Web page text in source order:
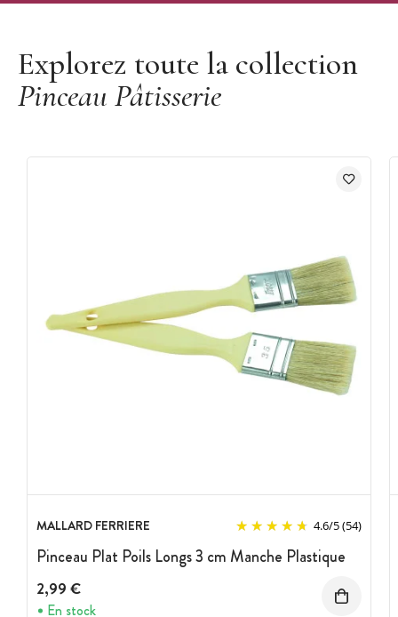
Explorez toute la collection
Pinceau Pâtisserie
MALLARD FERRIERE 4.6/5(54)
Pinceau Plat Poils Longs 3 cm Manche Plastique
2,99 €
En stock